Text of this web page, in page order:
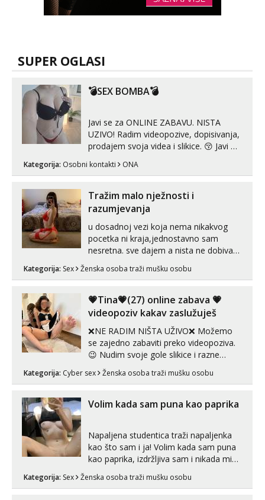
SUPER OGLASI
💣SEX BOMBA💣
Javi se za ONLINE ZABAVU. NISTA
UZIVO! Radim videopozive, dopisivanja,
prodajem svoja videa i slikice. 😚 Javi mi
Telegram. +385 91 723 0045
Kategorija: Osobni kontakti ONA
Tražim malo nježnosti i
razumjevanja
u dosadnoj vezi koja nema nikakvog
pocetka ni kraja,jednostavno sam
nesretna. sve dajem a nista ne dobivam
zadovoljiti moje potrebe,ne trazim puno
volim njezan seks i njezne poljupce po
tijelu koji me jako pale,obozavam kad
muskar...
Kategorija: Sex Ženska osoba traži mušku osobu
💗Tina💗(27) online zabava 💗
videopoziv kakav zaslužuješ
❌NE RADIM NIŠTA UŽIVO❌ Možemo
se zajedno zabaviti preko videopoziva.
😉 Nudim svoje gole slikice i razne
videouradke. 🤩 Za online zabavu pošalji
poruku na Whatsapp, Telegram ili Viber.
autentičnosti možeš me vidjeti na
videopozivu. 😉 S vama sam vec 5 ...
Kategorija: Cyber sex Ženska osoba traži mušku osobu
Volim kada sam puna kao paprika
Napaljena studentica traži napaljenka
kao što sam i ja! Volim kada sam puna
kao paprika, izdržljiva sam i nikada mi
puta dnevno bilo kad i bilo gdje zato se
Kategorija: Sex Ženska osoba traži mušku osobu